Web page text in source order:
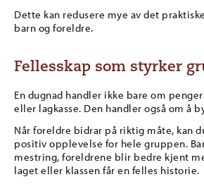
Dette kan redusere mye av det
barn og foreldre.
Fellesskap som styrker
En dugnad handler ikke bare om
eller lagkasse. Den handler også om å
Når foreldre bidrar på riktig måte, kan
positiv opplevelse for hele gruppen.
mestring, foreldrene blir bedre kjent
laget eller klassen får en felles historie.